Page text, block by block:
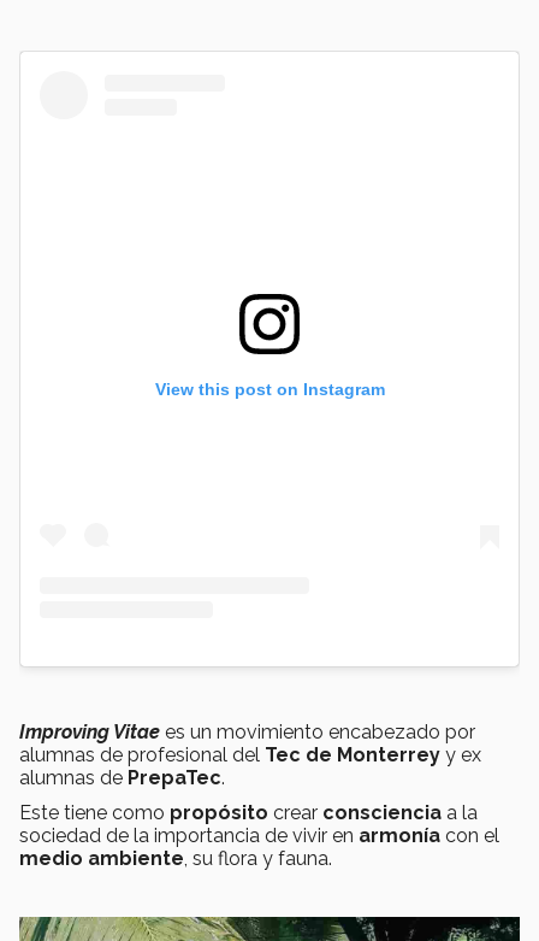
View this post on Instagram
Improving Vitae es un movimiento encabezado por
alumnas de profesional del Tec de Monterrey y ex
alumnas de PrepaTec.
Este tiene como propósito crear consciencia a la
sociedad de la importancia de vivir en armonía con el
medio ambiente, su flora y fauna.